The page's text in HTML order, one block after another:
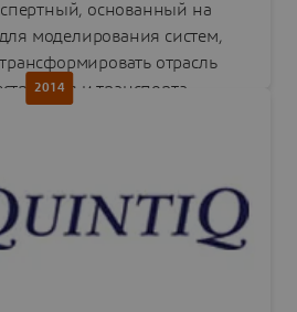
основанный на
моделирования систем,
отрасль
и транспорта.
2014